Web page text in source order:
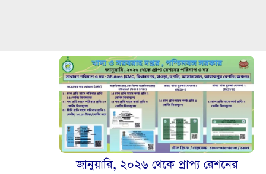
জানুয়ারি, ২০২৬ থেকে প্রাপ্য রেশনের